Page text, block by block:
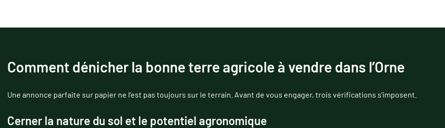
Comment dénicher la bonne terre agricole à vendre dans l’Orne
Une annonce parfaite sur papier ne l’est pas toujours sur le terrain. Avant de vous engager, trois vérifications s’imposent.
Cerner la nature du sol et le potentiel agronomique